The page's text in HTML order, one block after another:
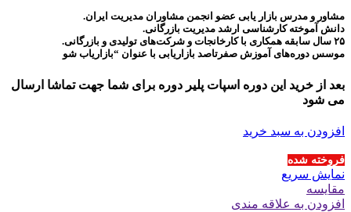
مشاور و مدرس بازار یابی عضو انجمن مشاوران مدیریت ایران.
دانش آموخته کارشناسی ارشد مدیریت بازرگانی.
۲۵ سال سابقه همکاری با کارخانجات و شرکت‌های تولیدی و بازرگانی.
موسس دوره‌های آموزش صفرتاصد بازاریابی با عنوان “بازاریاب شو
بعد از خرید این دوره اسپات پلیر دوره برای شما جهت تماشا ارسال
می شود
افزودن به سبد خرید
فروخته شده
نمایش سریع
مقايسه
افزودن به علاقه مندی